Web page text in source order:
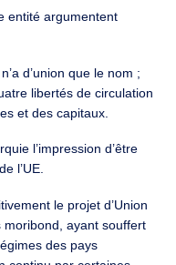
entité argumentent
d’union que le nom ;
libertés de circulation
et des capitaux.
l’impression d’être
l’UE.
le projet d’Union
ayant souffert
des pays